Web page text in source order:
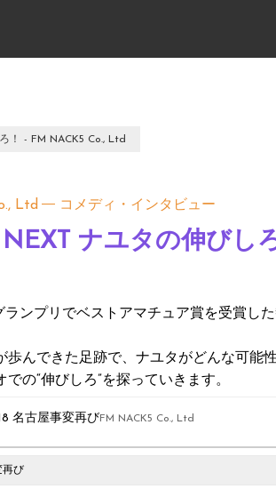
！ - FM NACK5 Co., Ltd
Ltd コメディ・インタビュー
ナユタの伸びし
ランプリでベストアマチュア賞を受賞し
歩んできた足跡で、ナユタがどんな可能
の“伸びしろ”を探っていきます。
名古屋事変再びFM NACK5 Co., Ltd
再び